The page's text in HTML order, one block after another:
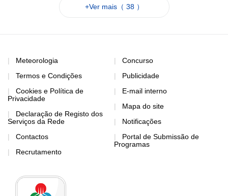
+Ver mais（ 38 ）
Meteorologia
Termos e Condições
Cookies e Política de
Privacidade
Declaração de Registo dos
Serviços da Rede
Contactos
Recrutamento
Concurso
Publicidade
E-mail interno
Mapa do site
Notificações
Portal de Submissão de
Programas